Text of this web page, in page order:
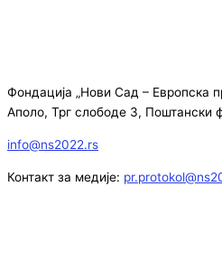
Фондација „Нови Сад – Европска
Аполо, Трг слободе 3, Поштански
info@ns2022.rs
Контакт за медије: